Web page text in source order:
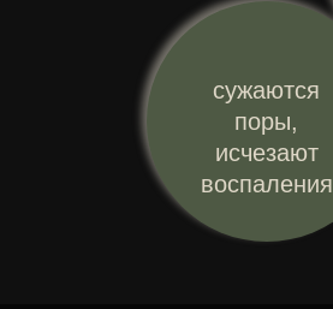
сужаются
поры,
исчезают
воспаления